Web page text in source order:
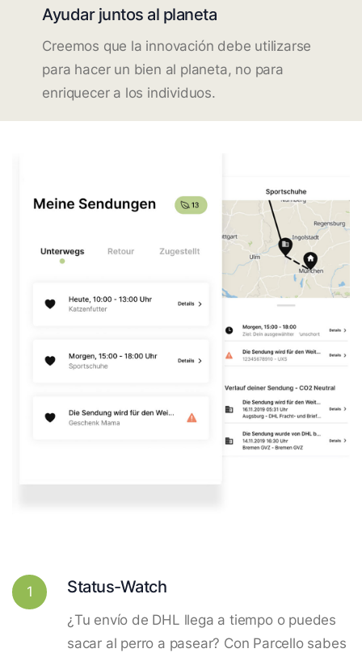
Ayudar juntos al planeta
Creemos que la innovación debe utilizarse
para hacer un bien al planeta, no para
enriquecer a los individuos.
1 Status-Watch
¿Tu envío de DHL llega a tiempo o puedes
sacar al perro a pasear? Con Parcello sabes